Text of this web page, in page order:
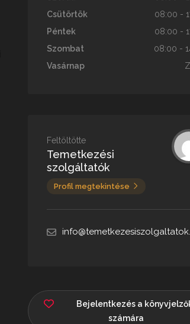
Csütörtök
08:00 -
Péntek
08:00 -
Szombat
08:00 -
Vasárnap
Feltöltötte
Temetkezési
szolgáltatók
Profil megtekintése
Bejelentkezés a
számára